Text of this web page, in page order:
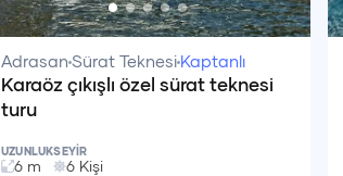
Adrasan Sürat Teknesi Kaptanlı
Karaöz çıkışlı özel sürat teknesi
turu
UZUNLUK
6 m
SEYİR
6 Kişi